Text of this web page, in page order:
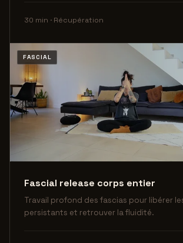
30 min · Récupération
FASCIAL
Fascial release corps entier
Travail profond des fascias pour libérer
persistants et retrouver la fluidité.